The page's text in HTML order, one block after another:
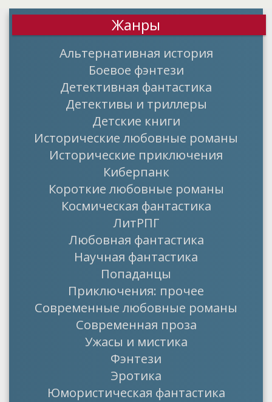
Жанры
Альтернативная история
Боевое фэнтези
Детективная фантастика
Детективы и триллеры
Детские книги
Исторические любовные романы
Исторические приключения
Киберпанк
Короткие любовные романы
Космическая фантастика
ЛитРПГ
Любовная фантастика
Научная фантастика
Попаданцы
Приключения: прочее
Современные любовные романы
Современная проза
Ужасы и мистика
Фэнтези
Эротика
Юмористическая фантастика